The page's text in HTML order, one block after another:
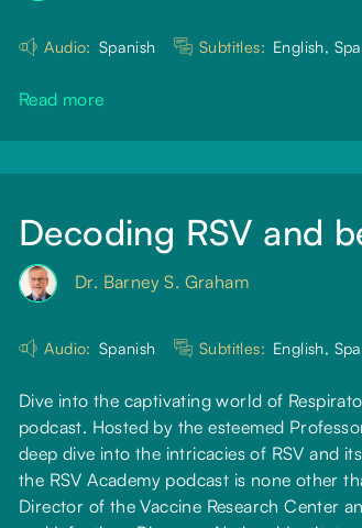
Audio: Spanish Subtitles: English,
Read more
Decoding RSV and
Dr. Barney S. Graham
Audio: Spanish Subtitles: English,
Dive into the captivating world of
podcast. Hosted by the esteemed
deep dive into the intricacies of RSV and
the RSV Academy podcast is none other
Director of the Vaccine Research Center